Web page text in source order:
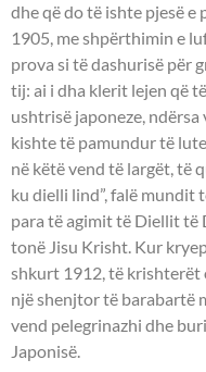
dhe që do të ishte pjesë
1905, me shpërthimin e
prova si të dashurisë për
tij: ai i dha klerit lejen që
ushtrisë japoneze, ndërsa
kishte të pamundur të
në këtë vend të largët, të
ku dielli lind”, falë mundit
para të agimit të Diellit
tonë Jisu Krisht. Kur
shkurt 1912, të krishterët
një shenjtor të barabartë
vend pelegrinazhi dhe
Japonisë.